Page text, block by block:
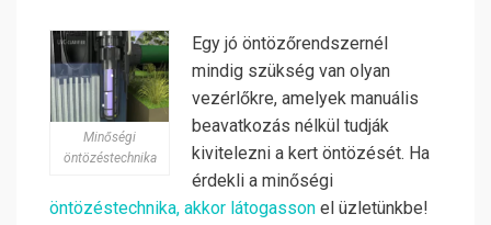
Minőségi
öntözéstechnika
Egy jó öntözőrendszernél
mindig szükség van olyan
vezérlőkre, amelyek manuális
beavatkozás nélkül tudják
kivitelezni a kert öntözését. Ha
érdekli a minőségi
öntözéstechnika, akkor látogasson el üzletünkbe!